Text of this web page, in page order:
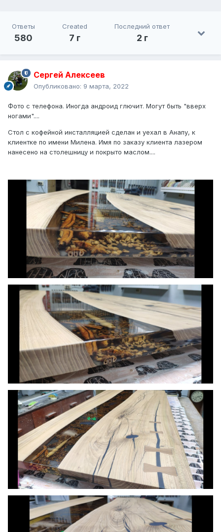
Ответы
580
Created
7 г
Последний ответ
2 г
Сергей Алексеев
Опубликовано: 9 марта, 2022
Фото с телефона. Иногда андроид глючит. Могут быть "вверх
ногами"....
Стол с кофейной инсталляцией сделан и уехал в Анапу, к
клиентке по имени Милена. Имя по заказу клиента лазером
нанесено на столешницу и покрыто маслом....